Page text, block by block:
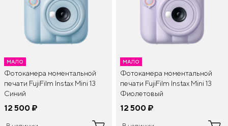
МАЛО
Фотокамера моментальной
печати FujiFilm Instax Mini 13
Синий
12 500 ¤
МАЛО
Фотокамера моментальной
печати FujiFilm Instax Mini 13
Фиолетовый
12 500 ¤